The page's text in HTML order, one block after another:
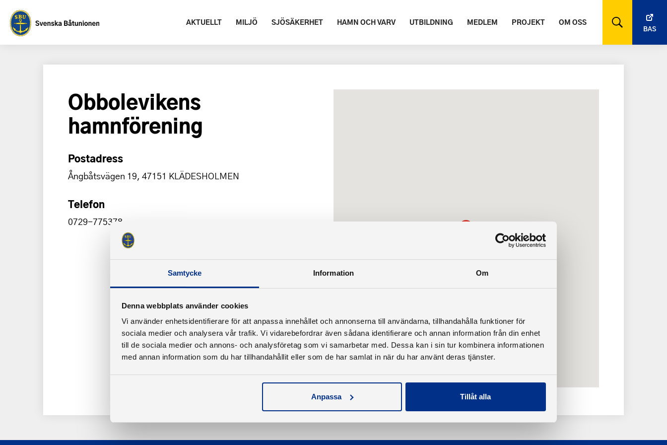
Samtycke Information Om
Denna webbplats använder cookies
Vi använder enhetsidentifierare för att anpassa innehållet och annonserna till användarna, tillhandahålla funktioner för
sociala medier och analysera vår trafik. Vi vidarebefordrar även sådana identifierare och annan information från din enhet
till de sociala medier och annons- och analysföretag som vi samarbetar med. Dessa kan i sin tur kombinera informationen
med annan information som du har tillhandahållit eller som de har samlat in när du har använt deras tjänster.
Anpassa Tillåt alla
AKTUELLT MILJÖ SJÖSÄKERHET HAMN OCH VARV UTBILDNING MEDLEM PROJEKT OM OSS
BAS
Obbolevikens
hamnförening
Postadress
Ångbåtsvägen 19, 47151 KLÄDESHOLMEN
Telefon
0729-775378